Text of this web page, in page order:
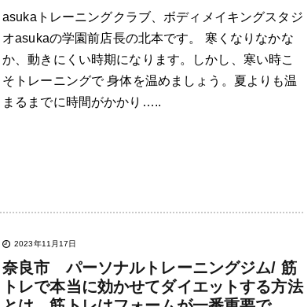
asukaトレーニングクラブ、ボディメイキングスタジ
オasukaの学園前店長の北本です。 寒くなりなかな
か、動きにくい時期になります。しかし、寒い時こ
そトレーニングで 身体を温めましょう。夏よりも温
まるまでに時間がかかり…..
2023年11月17日
奈良市 パーソナルトレーニングジム/ 筋
トレで本当に効かせてダイエットする方法